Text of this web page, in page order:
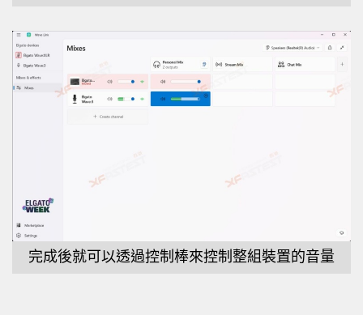
完成後就可以透過控制棒來控制整組裝置的音量